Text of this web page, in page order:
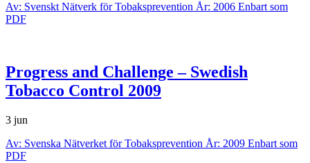
Av: Svenskt Nätverk för Tobaksprevention År: 2006 Enbart som
PDF
Progress and Challenge – Swedish
Tobacco Control 2009
3 jun
Av: Svenska Nätverket för Tobaksprevention År: 2009 Enbart som
PDF